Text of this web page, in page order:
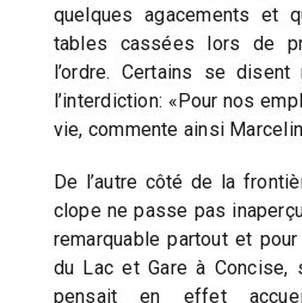
quelques agacements et
tables cassées lors de
l’ordre. Certains se
l’interdiction: «Pour nos
vie, commente ainsi
De l’autre côté de la
clope ne passe pas
remarquable partout et
du Lac et Gare à Concise,
pensait en effet